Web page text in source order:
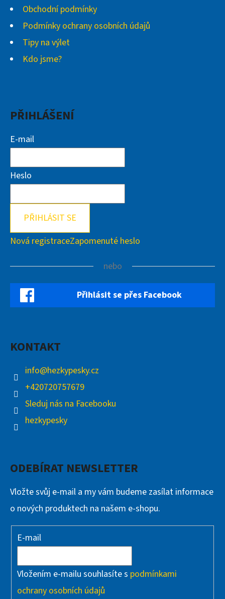
Obchodní podmínky
Podmínky ochrany osobních údajů
Tipy na výlet
Kdo jsme?
PŘIHLÁŠENÍ
E-mail
Heslo
PŘIHLÁSIT SE
Nová registraceZapomenuté heslo
nebo
Přihlásit se přes Facebook
KONTAKT
info@hezkypesky.cz
+420720757679
Sleduj nás na Facebooku
hezkypesky
ODEBÍRAT NEWSLETTER
Vložte svůj e-mail a my vám budeme zasílat informace
o nových produktech na našem e-shopu.
E-mail
Vložením e-mailu souhlasíte s podmínkami
ochrany osobních údajů